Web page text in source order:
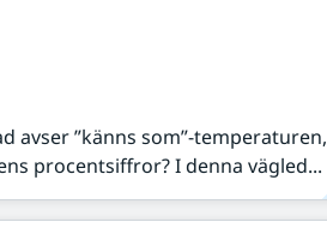
avser ”känns som”-temperaturen,
procentsiffror? I denna vägled...